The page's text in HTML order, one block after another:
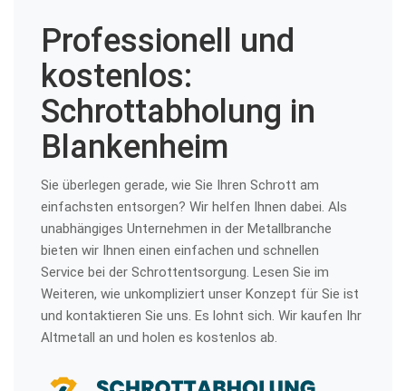
Professionell und
kostenlos:
Schrottabholung in
Blankenheim
Sie überlegen gerade, wie Sie Ihren Schrott am
einfachsten entsorgen? Wir helfen Ihnen dabei. Als
unabhängiges Unternehmen in der Metallbranche
bieten wir Ihnen einen einfachen und schnellen
Service bei der Schrottentsorgung. Lesen Sie im
Weiteren, wie unkompliziert unser Konzept für Sie ist
und kontaktieren Sie uns. Es lohnt sich. Wir kaufen Ihr
Altmetall an und holen es kostenlos ab.